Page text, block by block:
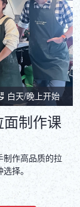
白天/晚上开始
制作课
制作高品质的拉
择。